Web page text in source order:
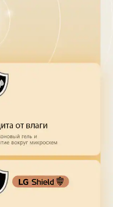
Защите
до программного
защищают от высокого
от влажности, а
в безопасности.